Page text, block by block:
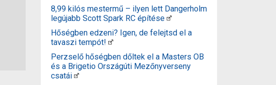
8,99 kilós mestermű – ilyen lett Dangerholm
legújabb Scott Spark RC építése
Hőségben edzeni? Igen, de felejtsd el a
tavaszi tempót!
Perzselő hőségben dőltek el a Masters OB
és a Brigetio Országúti Mezőnyverseny
csatái